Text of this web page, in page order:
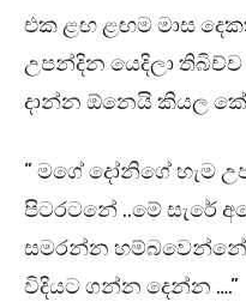
එක ළඟ ළඟම මාස
උපන්දින යෙදිලා තිබිච්ච
දාන්න ඕනෙයි කියල
” මගේ දෝනිගේ හැම
පිටරටනේ ..මේ සැරේ
සමරන්න
විදියට ගන්න දෙන්න ….”